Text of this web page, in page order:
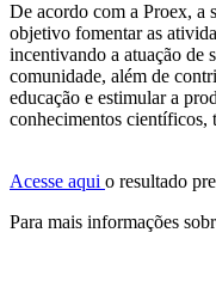
De acordo com a Proex, a
objetivo fomentar as
incentivando a atuação de
comunidade, além de
educação e estimular a
conhecimentos científicos,
Acesse aqui o resultado
Para mais informações